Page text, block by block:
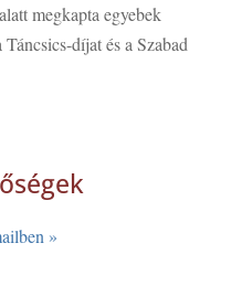
megkapta egyebek
díjat és a Szabad
»